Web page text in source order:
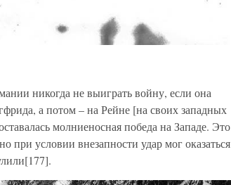
никогда не выиграть войну, если она
а потом – на Рейне [на своих западных
молниеносная победа на Западе. Это
условии внезапности удар мог оказаться